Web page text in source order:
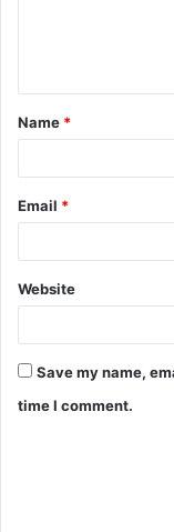
Name *
Email *
Website
Save my name,
time I comment.